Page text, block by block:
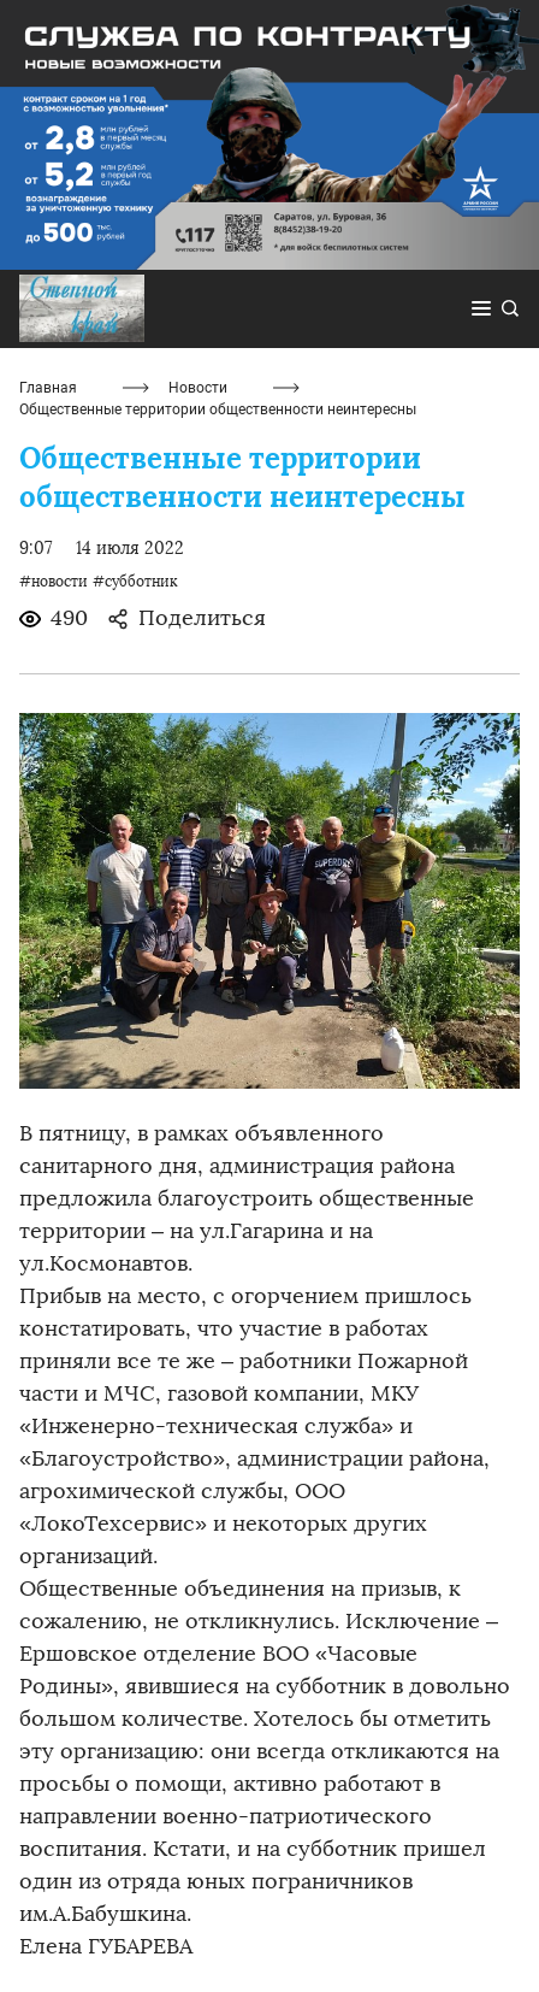
Главная
Новости
Общественные территории общественности неинтересны
Общественные территории
общественности неинтересны
9:07 14 июля 2022
#новости #субботник
490 Поделиться
В пятницу, в рамках объявленного
санитарного дня, администрация района
предложила благоустроить общественные
территории – на ул.Гагарина и на
ул.Космонавтов.
Прибыв на место, с огорчением пришлось
констатировать, что участие в работах
приняли все те же – работники Пожарной
части и МЧС, газовой компании, МКУ
«Инженерно-техническая служба» и
«Благоустройство», администрации района,
агрохимической службы, ООО
«ЛокоТехсервис» и некоторых других
организаций.
Общественные объединения на призыв, к
сожалению, не откликнулись. Исключение –
Ершовское отделение ВОО «Часовые
Родины», явившиеся на субботник в довольно
большом количестве. Хотелось бы отметить
эту организацию: они всегда откликаются на
просьбы о помощи, активно работают в
направлении военно-патриотического
воспитания. Кстати, и на субботник пришел
один из отряда юных пограничников
им.А.Бабушкина.
Елена ГУБАРЕВА